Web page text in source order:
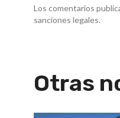
Los comentarios
sanciones legales.
Otras